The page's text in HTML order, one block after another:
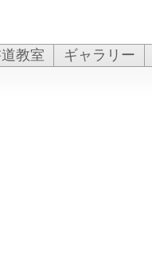
教室 ギャラリー